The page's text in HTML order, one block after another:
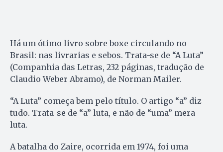
Há um ótimo livro sobre boxe circulando no
Brasil: nas livrarias e sebos. Trata-se de “A Luta”
(Companhia das Letras, 232 páginas, tradução de
Claudio Weber Abramo), de Norman Mailer.
“A Luta” começa bem pelo título. O artigo “a” diz
tudo. Trata-se de “a” luta, e não de “uma” mera
luta.
A batalha do Zaire, ocorrida em 1974, foi uma